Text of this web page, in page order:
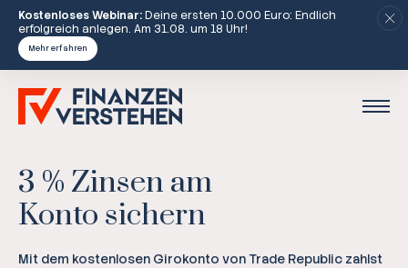
Kostenloses Webinar:Deine ersten 10.000 Euro: Endlich
erfolgreich anlegen. Am 31.08. um 18 Uhr!
Mehr erfahren
3 % Zinsen am
Konto sichern
Mit dem kostenlosen Girokonto von Trade Republic zahlst